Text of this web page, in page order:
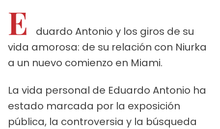
E
duardo Antonio y los giros de su
vida amorosa: de su relación con Niurka
a un nuevo comienzo en Miami.
La vida personal de Eduardo Antonio ha
estado marcada por la exposición
pública, la controversia y la búsqueda